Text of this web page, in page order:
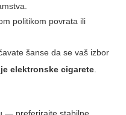
politikom povrata ili
šanse da se vaš izbor
elektronske cigarete
— preferirajte stabilne